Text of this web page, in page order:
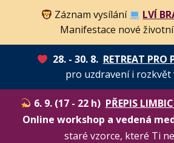
Záznam vysílání
LVÍ
Manifestace nové
28. - 30. 8. RETREAT PRO
pro uzdravení i rozkvět
6. 9. (17 - 22 h) PŘEPIS
Online workshop a vedená
staré vzorce, které Ti